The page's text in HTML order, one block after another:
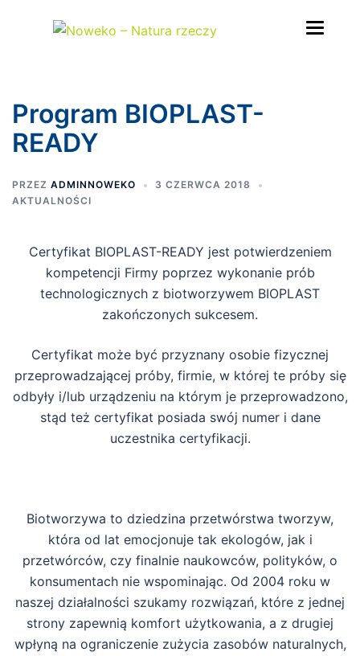
Program BIOPLAST-
READY
PRZEZ ADMINNOWEKO
3 CZERWCA 2018
AKTUALNOŚCI
Certyfikat BIOPLAST-READY jest potwierdzeniem
kompetencji Firmy poprzez wykonanie prób
technologicznych z biotworzywem BIOPLAST
zakończonych sukcesem.
Certyfikat może być przyznany osobie fizycznej
przeprowadzającej próby, firmie, w której te próby się
odbyły i/lub urządzeniu na którym je przeprowadzono,
stąd też certyfikat posiada swój numer i dane
uczestnika certyfikacji.
Biotworzywa to dziedzina przetwórstwa tworzyw,
która od lat emocjonuje tak ekologów, jak i
przetwórców, czy finalnie naukowców, polityków, o
konsumentach nie wspominając. Od 2004 roku w
naszej działalności szukamy rozwiązań, które z jednej
strony zapewnią komfort użytkowania, a z drugiej
wpłyną na ograniczenie zużycia zasobów naturalnych,